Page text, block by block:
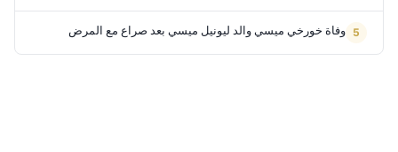
وفاة خورخي ميسي والد ليونيل ميسي بعد صراع مع المرض